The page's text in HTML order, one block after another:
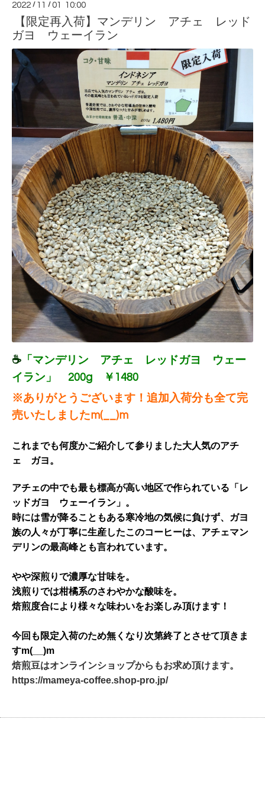
2022 / 11 /01 10:00
【限定再入荷】マンデリン アチェ レッド
ガヨ ウェーイラン
☕ 「マンデリン アチェ レッドガヨ ウェー
イラン」 200g ￥1480
※ありがとうございます！追加入荷分も全て完
売いたしましたm(__)m
これまでも何度かご紹介して参りました大人気のアチ
ェ ガヨ。
アチェの中でも最も標高が高い地区で作られている「レ
ッドガヨ ウェーイラン」。
時には雪が降ることもある寒冷地の気候に負けず、
ガヨ
族の人々が丁寧に生産したこのコーヒーは、 アチェマン
デリンの最高峰とも言われています。
やや深煎りで濃厚な甘味を。
浅煎りでは柑橘系のさわやかな酸味を。
焙煎度合により様々な味わいをお楽しみ頂けます！
今回も限定入荷のため無くなり次第終了とさせて頂きま
すm(__)m
焙煎豆はオンラインショップからもお求め頂けます。
https://mameya-coffee.shop-pro.jp/